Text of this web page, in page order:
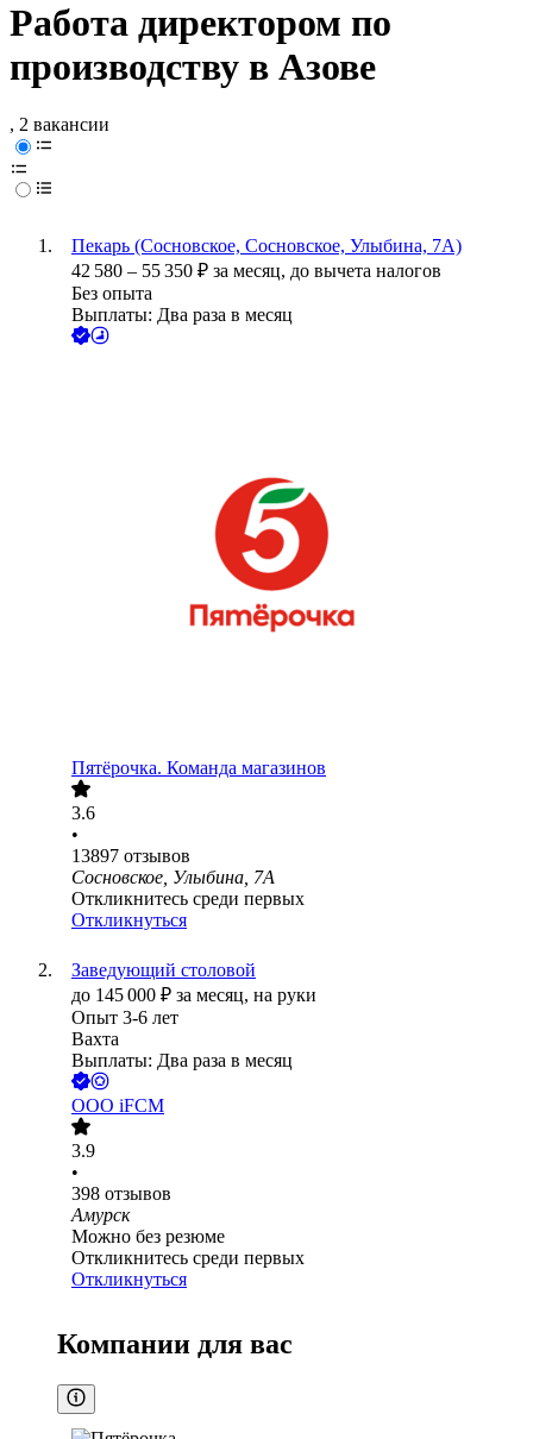
Работа директором по
производству в Азове
, 2 вакансии
Пекарь (Сосновское, Сосновское, Улыбина, 7А)
42 580 – 55 350 ₽ за месяц, до вычета налогов
Без опыта
Выплаты: Два раза в месяц
Пятёрочка. Команда магазинов
3.6
•
13897 отзывов
Сосновское, Улыбина, 7А
Откликнитесь среди первых
Откликнуться
Заведующий столовой
до 145 000 ₽ за месяц, на руки
Опыт 3-6 лет
Вахта
Выплаты: Два раза в месяц
ООО iFCM
3.9
•
398 отзывов
Амурск
Можно без резюме
Откликнитесь среди первых
Откликнуться
Компании для вас